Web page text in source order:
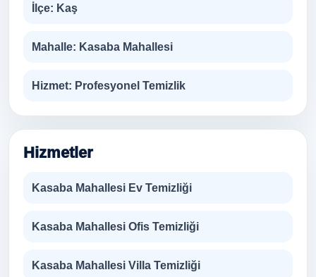
İlçe: Kaş
Mahalle: Kasaba Mahallesi
Hizmet: Profesyonel Temizlik
Hizmetler
Kasaba Mahallesi Ev Temizliği
Kasaba Mahallesi Ofis Temizliği
Kasaba Mahallesi Villa Temizliği